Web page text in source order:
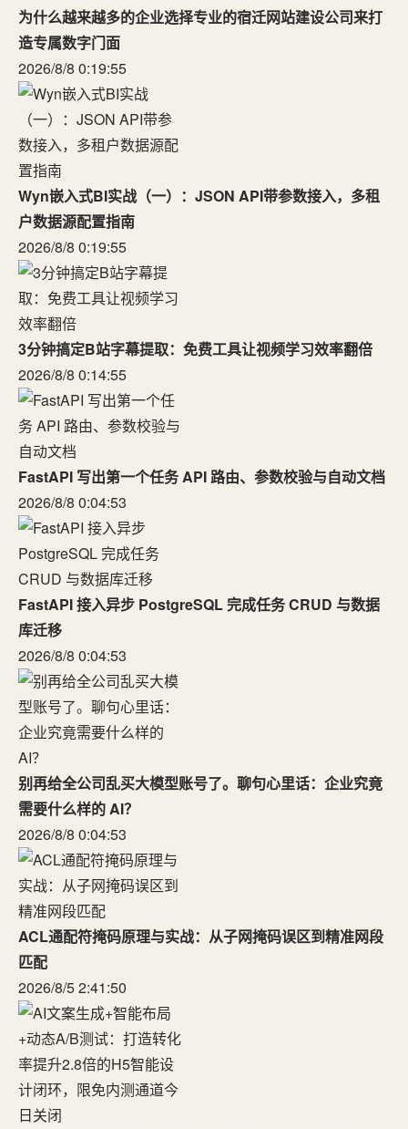
为什么越来越多的企业选择专业的宿迁网站建设公司来打
造专属数字门面
2026/8/8 0:19:55
Wyn嵌入式BI实战（一）：JSON API带参数接入，多租
户数据源配置指南
2026/8/8 0:19:55
3分钟搞定B站字幕提取：免费工具让视频学习效率翻倍
2026/8/8 0:14:55
FastAPI 写出第一个任务 API 路由、参数校验与自动文档
2026/8/8 0:04:53
FastAPI 接入异步 PostgreSQL 完成任务 CRUD 与数据
库迁移
2026/8/8 0:04:53
别再给全公司乱买大模型账号了。聊句心里话：企业究竟
需要什么样的 AI？
2026/8/8 0:04:53
ACL通配符掩码原理与实战：从子网掩码误区到精准网段
匹配
2026/8/5 2:41:50